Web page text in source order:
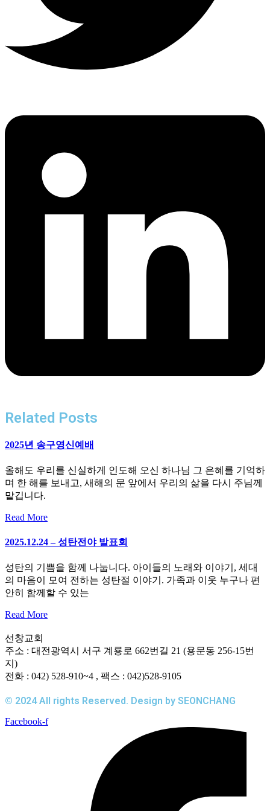
Related Posts
2025년 송구영신예배
올해도 우리를 신실하게 인도해 오신 하나님 그 은혜를 기억하
며 한 해를 보내고, 새해의 문 앞에서 우리의 삶을 다시 주님께
맡깁니다.
Read More
2025.12.24 – 성탄전야 발표회
성탄의 기쁨을 함께 나눕니다. 아이들의 노래와 이야기, 세대
의 마음이 모여 전하는 성탄절 이야기. 가족과 이웃 누구나 편
안히 함께할 수 있는
Read More
선창교회
주소 : 대전광역시 서구 계룡로 662번길 21 (용문동 256-15번
지)
전화 : 042) 528-910~4 , 팩스 : 042)528-9105
© 2024 All rights Reserved. Design by SEONCHANG
Facebook-f